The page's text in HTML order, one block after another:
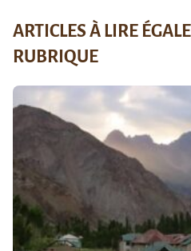
ARTICLES À LIRE
RUBRIQUE